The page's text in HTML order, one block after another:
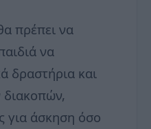
πρέπει να
να
δραστήρια και
διακοπών,
για άσκηση όσο